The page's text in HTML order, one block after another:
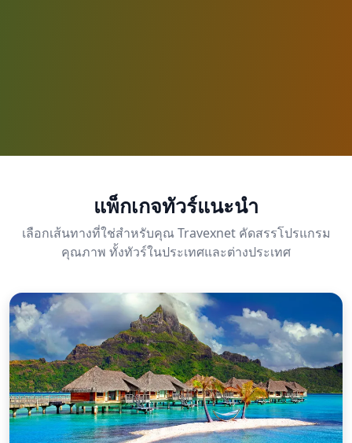
แพ็กเกจทัวร์แนะนำ
เลือกเส้นทางที่ใช่สำหรับคุณ Travexnet คัดสรรโปรแกรม
คุณภาพ ทั้งทัวร์ในประเทศและต่างประเทศ